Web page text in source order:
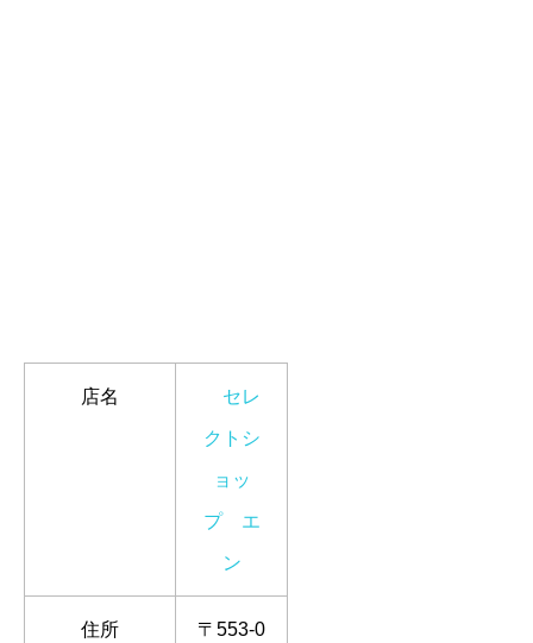
店名 セレ
クトシ
ョッ
プ エ
ン
住所 〒553-0